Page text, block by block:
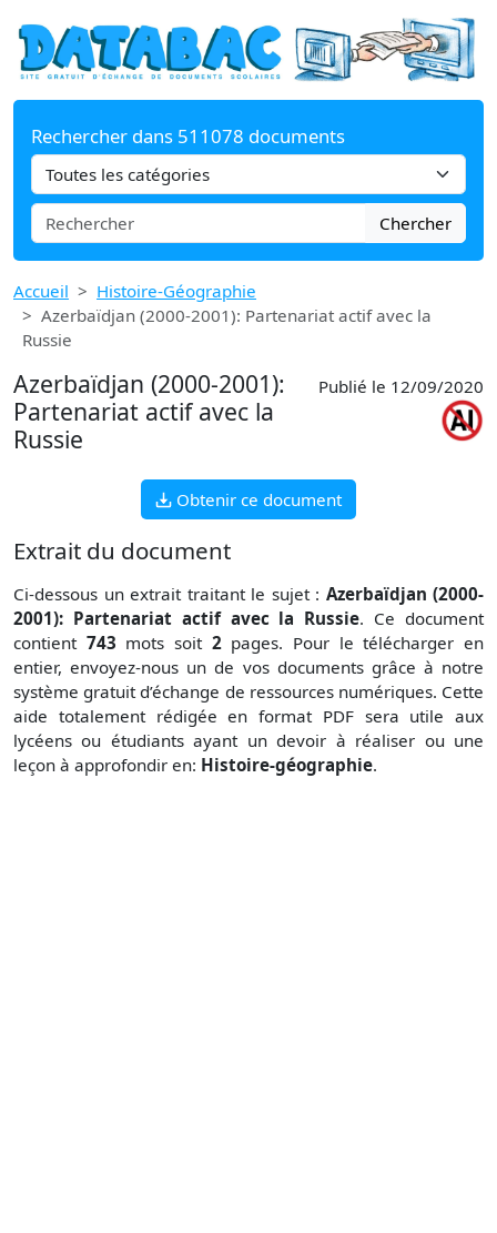
Rechercher dans 511078 documents
Chercher
Accueil
Histoire-Géographie
Azerbaïdjan (2000-2001): Partenariat actif avec la
Russie
Azerbaïdjan (2000-2001):
Partenariat actif avec la
Russie
Publié le 12/09/2020
Obtenir ce document
Extrait du document
Ci-dessous un extrait traitant le sujet : Azerbaïdjan (2000-
2001): Partenariat actif avec la Russie. Ce document
contient 743 mots soit 2pages. Pour le télécharger en
entier, envoyez-nous un de vos documents grâce à notre
système gratuitd’échange de ressources numériques. Cette
aide totalement rédigée en format PDF sera utile aux
lycéens ou étudiants ayant un devoir à réaliser ou une
leçon à approfondir en: Histoire-géographie.